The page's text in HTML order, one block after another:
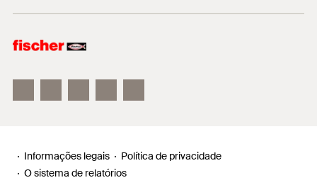
Suporte técnico
fischer group
Informações legais
Política de privacidade
O sistema de relatórios